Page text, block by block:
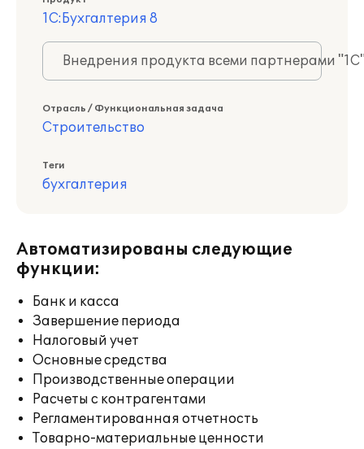
1С:Бухгалтерия 8
Внедрения продукта всеми партнерами
Отрасль / Функциональная задача
Строительство
Теги
бухгалтерия
Автоматизированы следующие
функции:
Банк и касса
Завершение периода
Налоговый учет
Основные средства
Производственные операции
Расчеты с контрагентами
Регламентированная отчетность
Товарно-материальные ценности